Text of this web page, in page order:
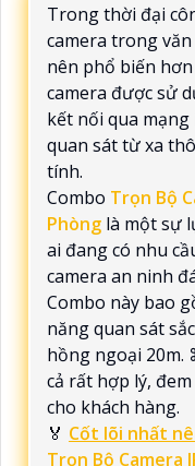
Trong thời đại
camera trong
nên phổ biến
camera được sử
kết nối qua
quan sát từ xa
tính.
Combo Trọn Bộ
Phòng là một sự
ai đang có nhu
camera an ninh
Combo này bao
năng quan sát
hồng ngoại 20m.
cả rất hợp lý,
cho khách hàng.
️🏅️ Cốt lõi nhất
Trọn Bộ Camera